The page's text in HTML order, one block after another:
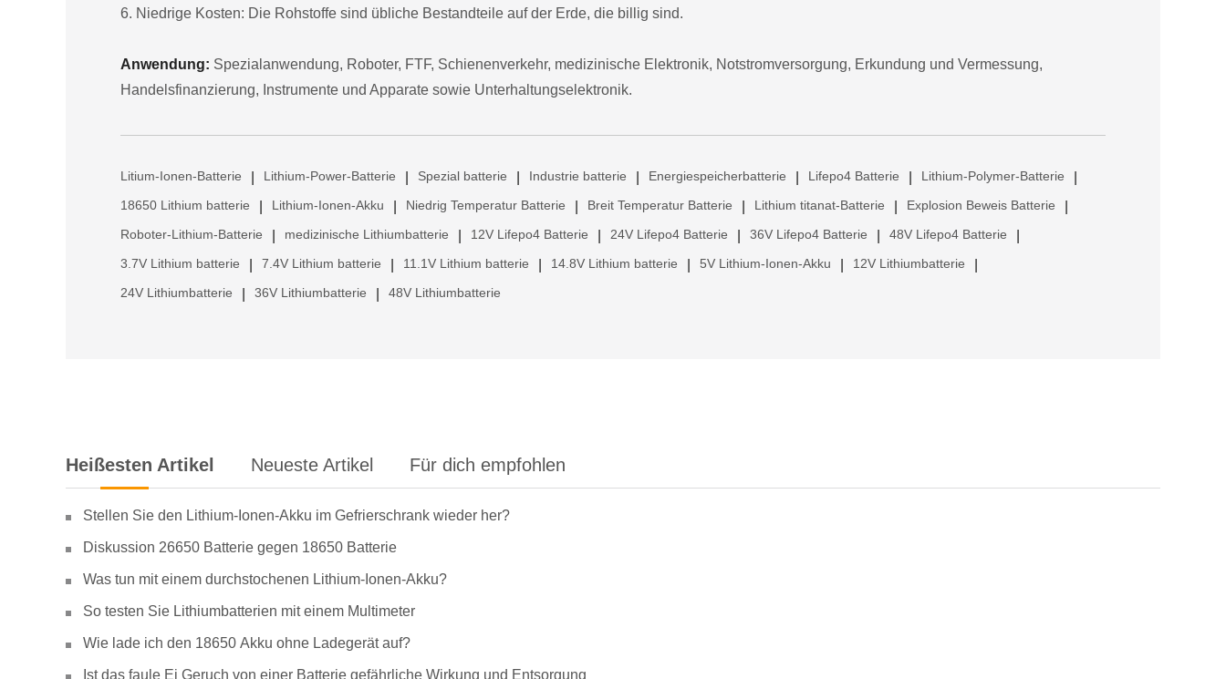
6. Niedrige Kosten: Die Rohstoffe sind übliche Bestandteile auf der Erde, die billig sind.
Anwendung: Spezialanwendung, Roboter, FTF, Schienenverkehr, medizinische Elektronik, Notstromversorgung, Erkundung und Vermessung,
Handelsfinanzierung, Instrumente und Apparate sowie Unterhaltungselektronik.
Litium-Ionen-Batterie Lithium-Power-Batterie Spezial batterie Industrie batterie Energiespeicherbatterie Lifepo4 Batterie Lithium-Polymer-Batterie
18650 Lithium batterie Lithium-Ionen-Akku Niedrig Temperatur Batterie Breit Temperatur Batterie Lithium titanat-Batterie Explosion Beweis Batterie
Roboter-Lithium-Batterie medizinische Lithiumbatterie 12V Lifepo4 Batterie 24V Lifepo4 Batterie 36V Lifepo4 Batterie 48V Lifepo4 Batterie
3.7V Lithium batterie 7.4V Lithium batterie 11.1V Lithium batterie 14.8V Lithium batterie 5V Lithium-Ionen-Akku 12V Lithiumbatterie
24V Lithiumbatterie 36V Lithiumbatterie 48V Lithiumbatterie
Heißesten Artikel Neueste Artikel Für dich empfohlen
Stellen Sie den Lithium-Ionen-Akku im Gefrierschrank wieder her?
Diskussion 26650 Batterie gegen 18650 Batterie
Was tun mit einem durchstochenen Lithium-Ionen-Akku?
So testen Sie Lithiumbatterien mit einem Multimeter
Wie lade ich den 18650 Akku ohne Ladegerät auf?
Ist das faule Ei Geruch von einer Batterie gefährliche Wirkung und Entsorgung